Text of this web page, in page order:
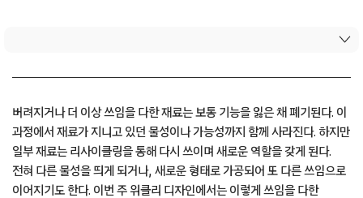
버려지거나 더 이상 쓰임을 다한 재료는 보통 기능을 잃은 채 폐기된다. 이
과정에서 재료가 지니고 있던 물성이나 가능성까지 함께 사라진다. 하지만
일부 재료는 리사이클링을 통해 다시 쓰이며 새로운 역할을 갖게 된다.
전혀 다른 물성을 띄게 되거나, 새로운 형태로 가공되어 또 다른 쓰임으로
이어지기도 한다. 이번 주 위클리 디자인에서는 이렇게 쓰임을 다한